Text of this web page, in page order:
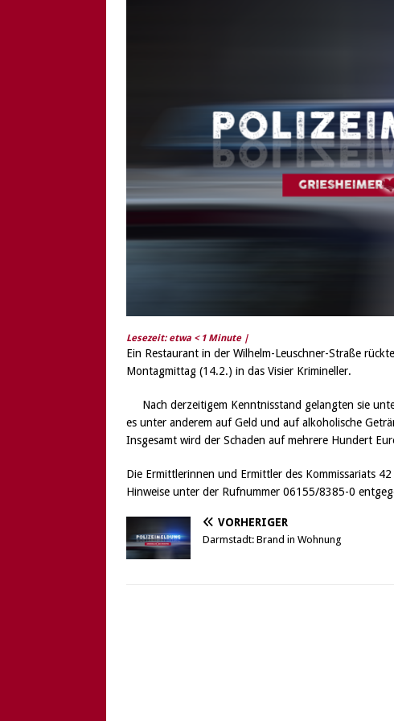
Lesezeit: etwa < 1 Minute |
Ein Restaurant in der Wilhelm-Leuschner-Straße
Montagmittag (14.2.) in das Visier Krimineller.
Nach derzeitigem Kenntnisstand gelangten sie
es unter anderem auf Geld und auf alkoholische
Insgesamt wird der Schaden auf mehrere Hundert
Die Ermittlerinnen und Ermittler des Kommissariats
Hinweise unter der Rufnummer 06155/8385-0
VORHERIGER
Darmstadt: Brand in Wohnung